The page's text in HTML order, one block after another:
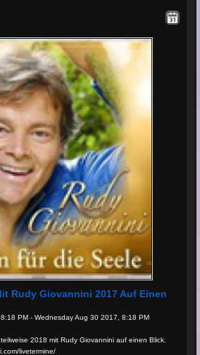
Rudy Giovannini 2017 Auf Einen
PM - Wednesday Aug 30 2017, 8:18 PM
2018 mit Rudy Giovannini auf einen Blick.
livetermine/